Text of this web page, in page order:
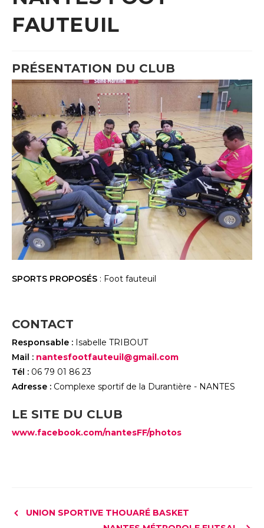
FAUTEUIL
PRÉSENTATION DU CLUB
SPORTS PROPOSÉS : Foot fauteuil
CONTACT
Responsable : Isabelle TRIBOUT
Mail : nantesfootfauteuil@gmail.com
Tél : 06 79 01 86 23
Adresse : Complexe sportif de la Durantière - NANTES
LE SITE DU CLUB
www.facebook.com/nantesFF/photos
UNION SPORTIVE THOUARÉ BASKET